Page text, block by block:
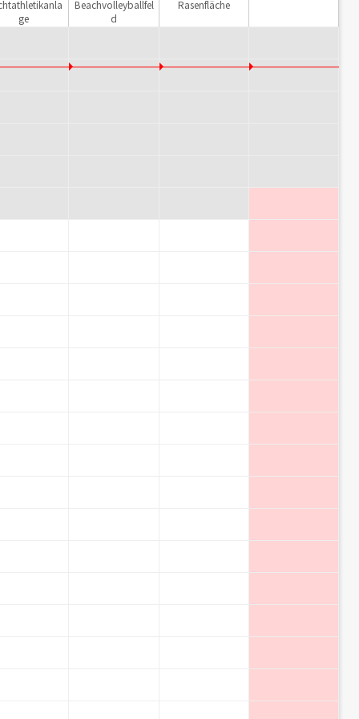
ge
Beachvolleyballfel
d
Rasenfläche